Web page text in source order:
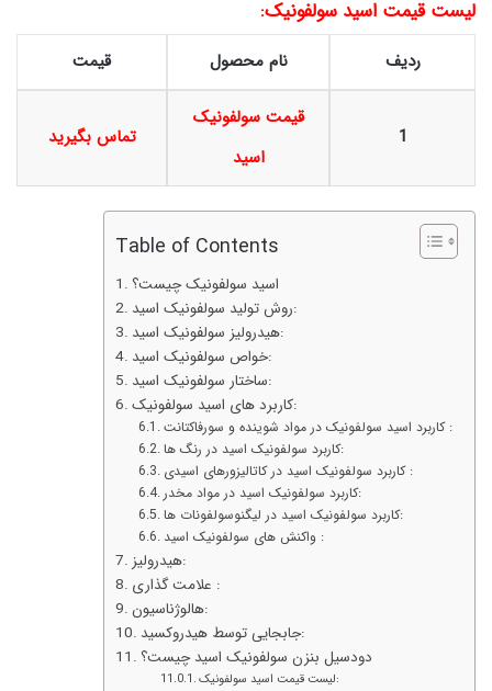
لیست قیمت اسید سولفونیک:
ردیف نام محصول قیمت
1
قیمت سولفونیک
اسید
تماس بگیرید
Table of Contents
اسید سولفونیک چیست؟
روش تولید سولفونیک اسید:
هیدرولیز سولفونیک اسید:
خواص سولفونیک اسید:
ساختار سولفونیک اسید:
کاربرد های اسید سولفونیک:
کاربرد اسید سولفونیک در مواد شوینده و سورفاکتانت :
کاربرد سولفونیک اسید در رنگ ها:
کاربرد سولفونیک اسید در کاتالیزورهای اسیدی :
کاربرد سولفونیک اسید در مواد مخدر:
کاربرد سولفونیک اسید در لیگنوسولفونات ها:
واکنش های سولفونیک اسید :
هیدرولیز:
علامت گذاری :
هالوژناسیون:
جابجایی توسط هیدروکسید:
دودسیل بنزن سولفونیک اسید چیست؟
لیست قیمت اسید سولفونیک: